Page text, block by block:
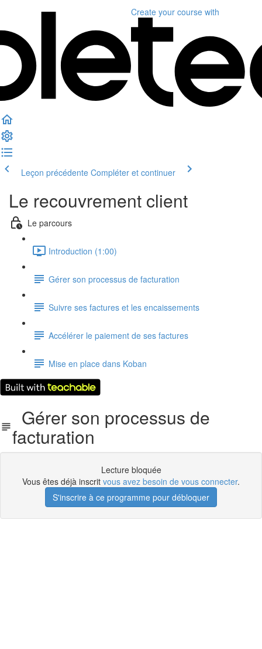
Create your course with
Leçon précédente Compléter et continuer
Le recouvrement client
Le parcours
Introduction (1:00)
Gérer son processus de facturation
Suivre ses factures et les encaissements
Accélérer le paiement de ses factures
Mise en place dans Koban
Gérer son processus de
facturation
Lecture bloquée
Vous êtes déjà inscrit vous avez besoin de vous connecter.
S'inscrire à ce programme pour débloquer